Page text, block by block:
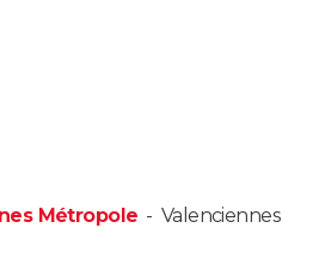
Métropole - Valenciennes